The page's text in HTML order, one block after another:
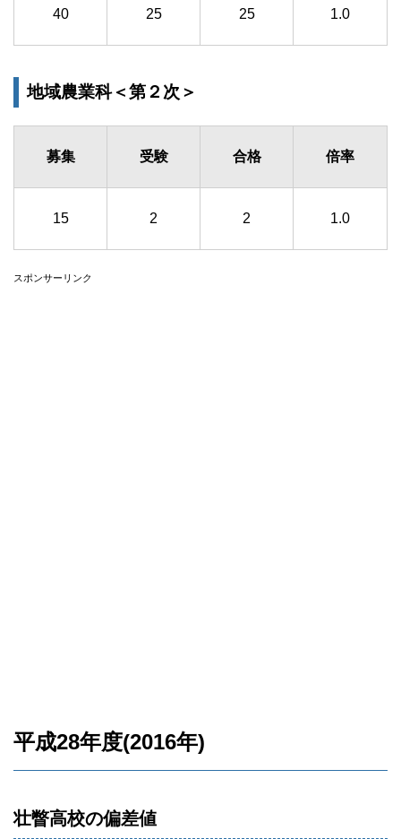
40 25 25 1.0
地域農業科＜第２次＞
募集 受験 合格 倍率
15 2 2 1.0
スポンサーリンク
平成28年度(2016年)
壮瞥高校の偏差値